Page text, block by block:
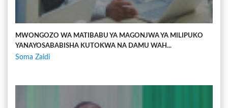
MWONGOZO WA MATIBABU YA MAGONJWA YA MILIPUKO
YANAYOSABABISHA KUTOKWA NA DAMU WAH...
Soma Zaidi